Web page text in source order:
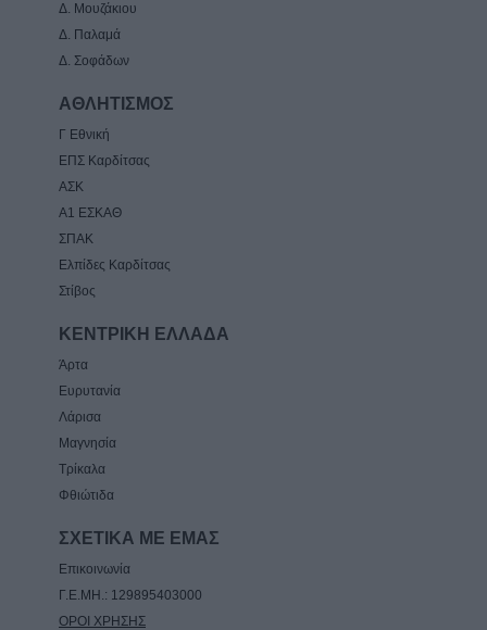
Δ. Μουζάκιου
Δ. Παλαμά
Δ. Σοφάδων
ΑΘΛΗΤΙΣΜΟΣ
Γ Εθνική
ΕΠΣ Καρδίτσας
ΑΣΚ
Α1 ΕΣΚΑΘ
ΣΠΑΚ
Ελπίδες Καρδίτσας
Στίβος
ΚΕΝΤΡΙΚΗ ΕΛΛΑΔΑ
Άρτα
Ευρυτανία
Λάρισα
Μαγνησία
Τρίκαλα
Φθιώτιδα
ΣΧΕΤΙΚΑ ΜΕ ΕΜΑΣ
Επικοινωνία
Γ.Ε.ΜΗ.: 129895403000
ΟΡΟΙ ΧΡΗΣΗΣ